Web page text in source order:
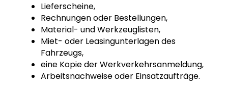
Lieferscheine,
Rechnungen oder Bestellungen,
Material- und Werkzeuglisten,
Miet- oder Leasingunterlagen des
Fahrzeugs,
eine Kopie der Werkverkehrsanmeldung,
Arbeitsnachweise oder Einsatzaufträge.